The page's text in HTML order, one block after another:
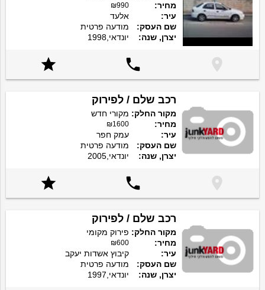
מחיר:
₪990
עיר:
אלעד
שם העסק:
מודעה פרטית
יצרן, שנה:
יונדאי,1998



רכב שלם / לפירוק
מקור החלק: מקורי חדש
מחיר:
₪1600
עיר:
עמק חפר
שם העסק:
מודעה פרטית
יצרן, שנה:
יונדאי,2005



רכב שלם / לפירוק
מקור החלק: פירוק מקומי
מחיר:
₪600
עיר:
קיבוץ אשדות יעקב
שם העסק:
מודעה פרטית
יצרן, שנה:
יונדאי,1997